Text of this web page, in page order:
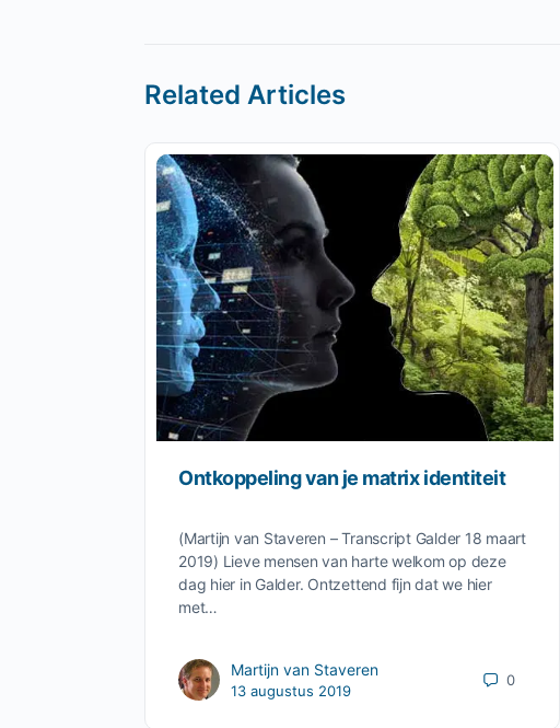
Related Articles
Ontkoppeling van je matrix identiteit
(Martijn van Staveren – Transcript Galder 18 maart
2019) Lieve mensen van harte welkom op deze
dag hier in Galder. Ontzettend fijn dat we hier
met…
Martijn van Staveren
13 augustus 2019
0